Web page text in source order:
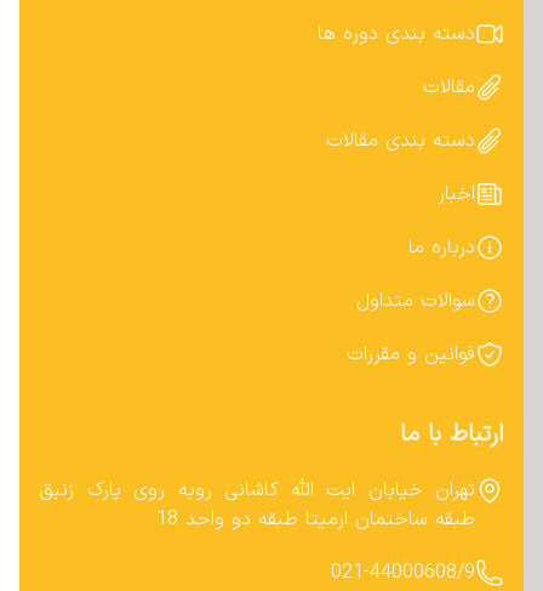
دسته بندی دوره ها
مقالات
دسته بندی مقالات
اخبار
درباره ما
سوالات متداول
قوانین و مقررات
ارتباط با ما
تهران خیابان ایت الله کاشانی روبه روی پارک زنبق
طبقه ساختمان ارمیتا طبقه دو واحد 18
021-44000608/9